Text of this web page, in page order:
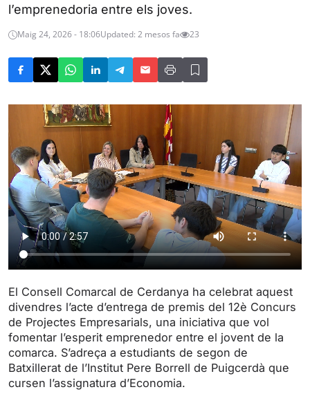
l’emprenedoria entre els joves.
Maig 24, 2026 - 18:06Updated: 2 mesos fa 23
El Consell Comarcal de Cerdanya ha celebrat aquest
divendres l’acte d’entrega de premis del 12è Concurs
de Projectes Empresarials, una iniciativa que vol
fomentar l’esperit emprenedor entre el jovent de la
comarca. S’adreça a estudiants de segon de
Batxillerat de l’Institut Pere Borrell de Puigcerdà que
cursen l’assignatura d’Economia.